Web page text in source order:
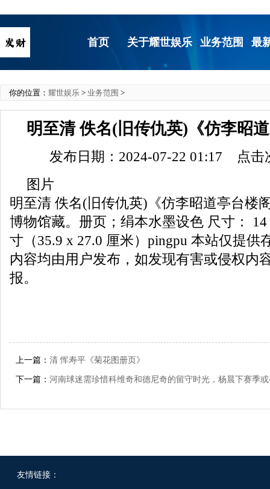
首页 关于耀世娱乐 业务范围 最
你的位置： 耀世娱乐 > 业务范围 >
明至清 佚名(旧传仇英)《仿李昭
发布日期：2024-07-22 01:17 点击
图片
明至清 佚名(旧传仇英)《仿李昭道亭台楼
博物馆藏。册页；绢本水墨设色 尺寸： 14
寸（35.9 x 27.0 厘米）pingpu 本站仅提供
内容均由用户发布，如发现有害或侵权内
报。
上一篇： 清 恽寿平《菊花图册页》
下一篇： 河南球迷需珍惜科维奇和德尼奇的留守时光，杨晨下赛季
友情链接：